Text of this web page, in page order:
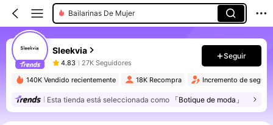
Bailarinas De Mujer
Sleekvia
4.83 27K Seguidores
Seguir
140K Vendido recientemente 18K Recompra Incremento de
Esta tienda está seleccionada como 「Botique de moda」